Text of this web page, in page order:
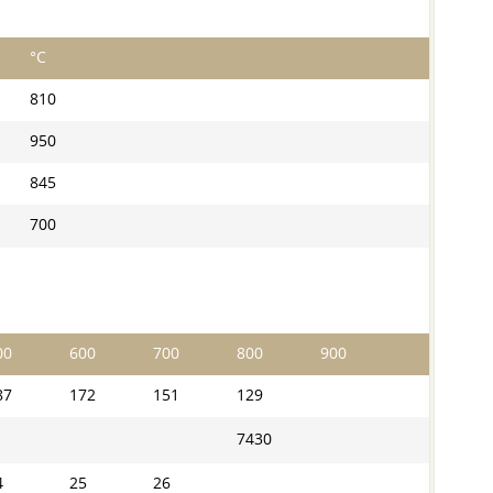
°С
810
950
845
700
600 700 800 900
172 151 129
7430
25 26